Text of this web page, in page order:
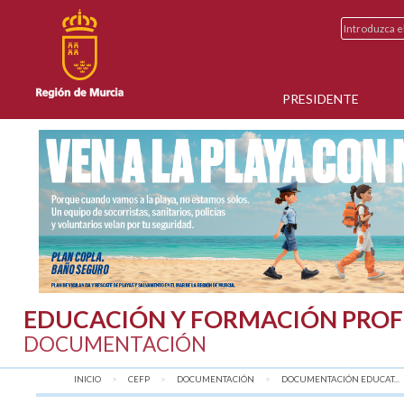
PRESIDENTE
EDUCACIÓN Y FORMACIÓN
DOCUMENTACIÓN
INICIO CEFP DOCUMENTACIÓN DOCUMENTACIÓN EDUCAT...